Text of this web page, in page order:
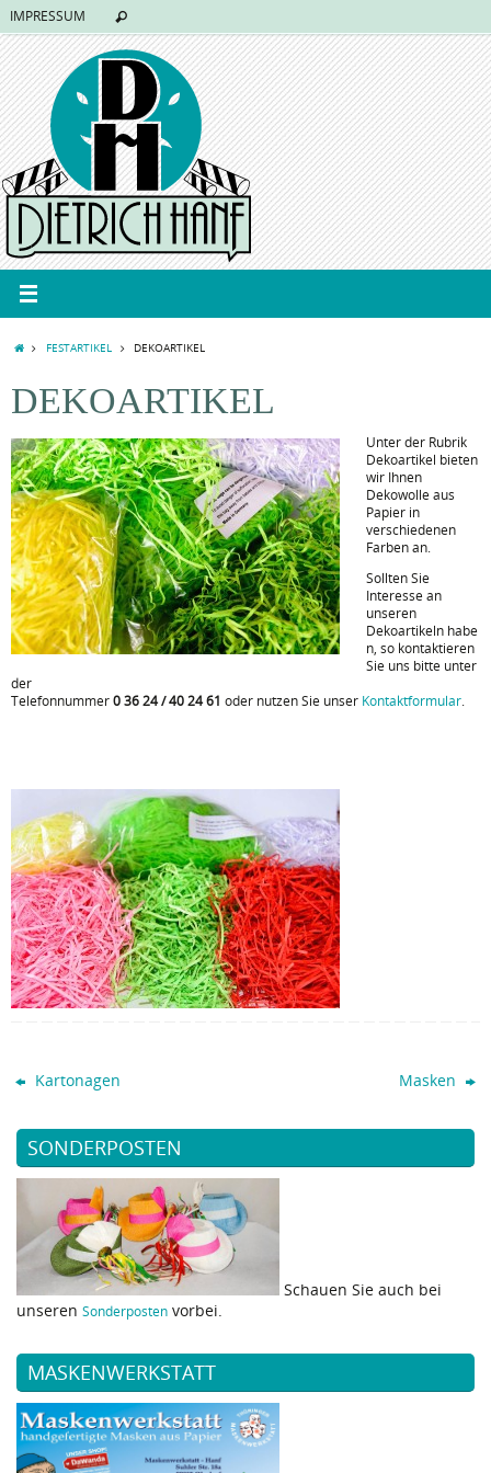
IMPRESSUM
FESTARTIKEL DEKOARTIKEL
DEKOARTIKEL
Unter der Rubrik
Dekoartikel bieten
wir Ihnen
Dekowolle aus
Papier in
verschiedenen
Farben an.
Sollten Sie
Interesse an
unseren
Dekoartikeln habe
n, so kontaktieren
Sie uns bitte unter
der
Telefonnummer0 36 24 / 40 24 61 oder nutzen Sie unser Kontaktformular.
Kartonagen Masken
SONDERPOSTEN
Schauen Sie auch bei
unseren Sonderposten vorbei.
MASKENWERKSTATT